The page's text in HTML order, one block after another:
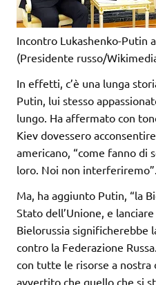
Incontro Lukashenko-Putin
(Presidente russo/
In effetti, c’è una lunga
Putin, lui stesso
lungo. Ha affermato con
Kiev dovessero
americano, “come fanno di
loro. Noi non interferiremo”.
Ma, ha aggiunto Putin, “la
Stato dell’Unione, e
Bielorussia significherebbe
contro la Federazione
con tutte le risorse a nostra
avvertito che quello che si